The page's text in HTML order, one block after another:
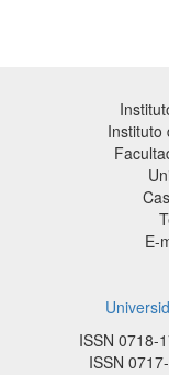
Instituto
E-
ISSN 0718-
ISSN